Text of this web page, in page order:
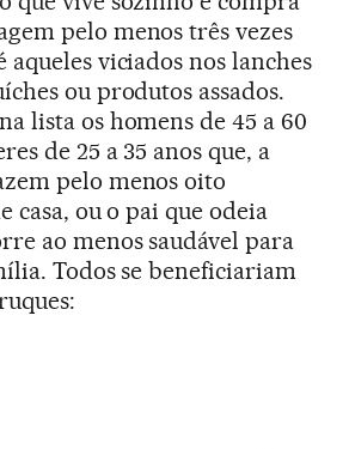
pelo menos três vezes
aqueles viciados nos lanches
ou produtos assados.
lista os homens de 45 a 60
de 25 a 35 anos que, a
pelo menos oito
casa, ou o pai que odeia
ao menos saudável para
Todos se beneficiariam